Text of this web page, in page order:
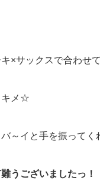
×サックスで合わせて
キメ☆
～イと手を振ってく
うございましたっ！